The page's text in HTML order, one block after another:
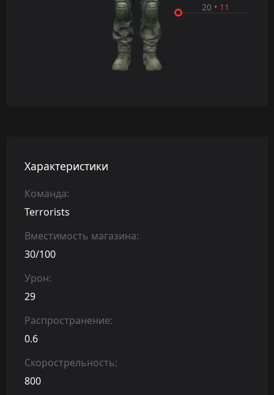
20 • 11
Характеристики
Команда:
Terrorists
Вместимость магазина:
30/100
Урон:
29
Распространение:
0.6
Скорострельность:
800